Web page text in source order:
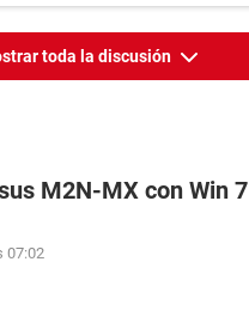
toda la discusión
M2N-MX con Win 7
07:02